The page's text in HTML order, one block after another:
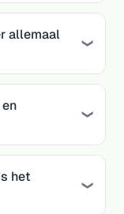
allemaal
het